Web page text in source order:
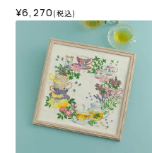
¥6,270 (税込)